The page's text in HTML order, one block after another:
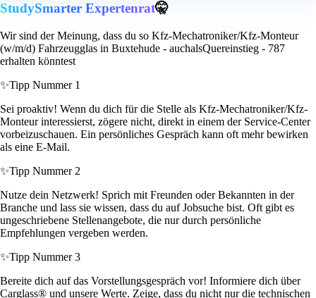
StudySmarter Expertenrat🤫
Wir sind der Meinung, dass du so Kfz-Mechatroniker/Kfz-Monteur
(w/m/d) Fahrzeugglas in Buxtehude - auchalsQuereinstieg - 787
erhalten könntest
✨Tipp Nummer 1
Sei proaktiv! Wenn du dich für die Stelle als Kfz-Mechatroniker/Kfz-
Monteur interessierst, zögere nicht, direkt in einem der Service-Center
vorbeizuschauen. Ein persönliches Gespräch kann oft mehr bewirken
als eine E-Mail.
✨Tipp Nummer 2
Nutze dein Netzwerk! Sprich mit Freunden oder Bekannten in der
Branche und lass sie wissen, dass du auf Jobsuche bist. Oft gibt es
ungeschriebene Stellenangebote, die nur durch persönliche
Empfehlungen vergeben werden.
✨Tipp Nummer 3
Bereite dich auf das Vorstellungsgespräch vor! Informiere dich über
Carglass® und unsere Werte. Zeige, dass du nicht nur die technischen